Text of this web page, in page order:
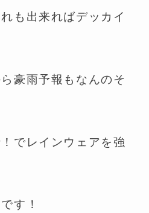
も出来ればデッカイ
豪雨予報もなんのそ
でレインウェアを強
す！